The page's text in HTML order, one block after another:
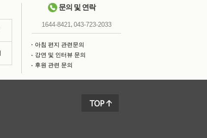
문의 및 연락
1644-8421, 043-723-2033
아침 편지 관련문의
강연 및 인터뷰 문의
후원 관련 문의